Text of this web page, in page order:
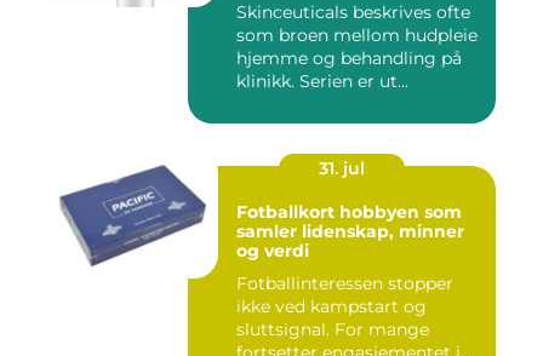
Skinceuticals beskrives ofte
som broen mellom hudpleie
hjemme og behandling på
klinikk. Serien er ut...
31. jul
Fotballkort hobbyen som
samler lidenskap, minner
og verdi
Fotballinteressen stopper
ikke ved kampstart og
sluttsignal. For mange